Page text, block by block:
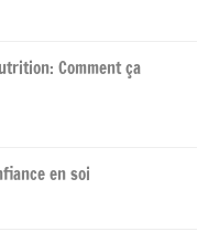
Comment ça
en soi